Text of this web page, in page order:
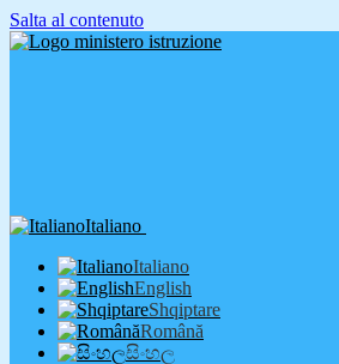
Salta al contenuto
Italiano
Italiano
English
Shqiptare
Română
සිංහල